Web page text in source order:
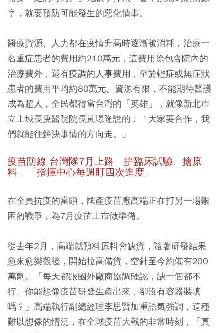
字，就要預防可能發生的惡化情事。
醫療資源、人力都在疫情升高時逐漸被消耗，治療一
名重症患者的費用約210萬元，這費用除包含院內的
治療費外，還有疫調的人事費用，至於輕症或無症狀
患者的費用平均約80萬元。資源有限，不能期待醫護
成為超人，全民都得當台灣的「英雄」，就像新北巿
立土城長庚醫院院長黃璟隆說的：「大家要合作，我
們就能往解決事情的方向走。」
疫苗防線 台灣隊7月上路 拚臨床試驗、搶原
料，「指揮中心每週盯四次進度」
在全員抗疫的當頭，國產疫苗廠高端正在打另一場艱
困的戰爭，為7月疫苗上市做準備。
從去年2月，高端就預料原料會缺貨，隨著研發結果
愈來愈樂觀後，開始拉高備貨，空針至今約備有200
萬劑。「每天都跟國外廠商協調確認，缺一個都不
行。你能想像疫苗研發生產出來，卻沒有容器裝填
嗎？」高端執行副總經理李思賢加重語氣強調，這種
難以想像的情況，在全球疫苗大戰的非常時刻，「真